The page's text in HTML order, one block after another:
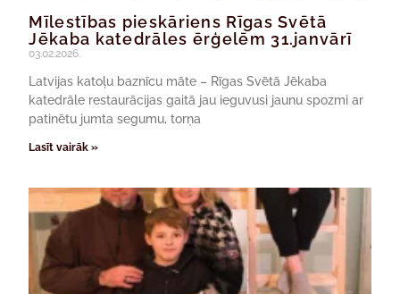
Mīlestības pieskāriens Rīgas Svētā
Jēkaba katedrāles ērģelēm 31.janvārī
03.02.2026.
Latvijas katoļu baznīcu māte – Rīgas Svētā Jēkaba
katedrāle restaurācijas gaitā jau ieguvusi jaunu spozmi ar
patinētu jumta segumu, torņa
Lasīt vairāk »